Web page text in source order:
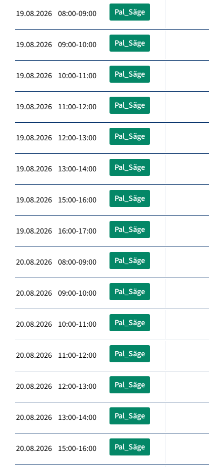
19.08.2026 08:00-09:00 Pal_Säge
19.08.2026 09:00-10:00 Pal_Säge
19.08.2026 10:00-11:00 Pal_Säge
19.08.2026 11:00-12:00 Pal_Säge
19.08.2026 12:00-13:00 Pal_Säge
19.08.2026 13:00-14:00 Pal_Säge
19.08.2026 15:00-16:00 Pal_Säge
19.08.2026 16:00-17:00 Pal_Säge
20.08.2026 08:00-09:00 Pal_Säge
20.08.2026 09:00-10:00 Pal_Säge
20.08.2026 10:00-11:00 Pal_Säge
20.08.2026 11:00-12:00 Pal_Säge
20.08.2026 12:00-13:00 Pal_Säge
20.08.2026 13:00-14:00 Pal_Säge
20.08.2026 15:00-16:00 Pal_Säge